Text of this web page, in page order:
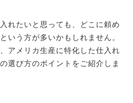
れたいと思っても、どこに頼め
いう方が多いかもしれません。
アメリカ生産に特化した仕入れ
選び方のポイントをご紹介しま